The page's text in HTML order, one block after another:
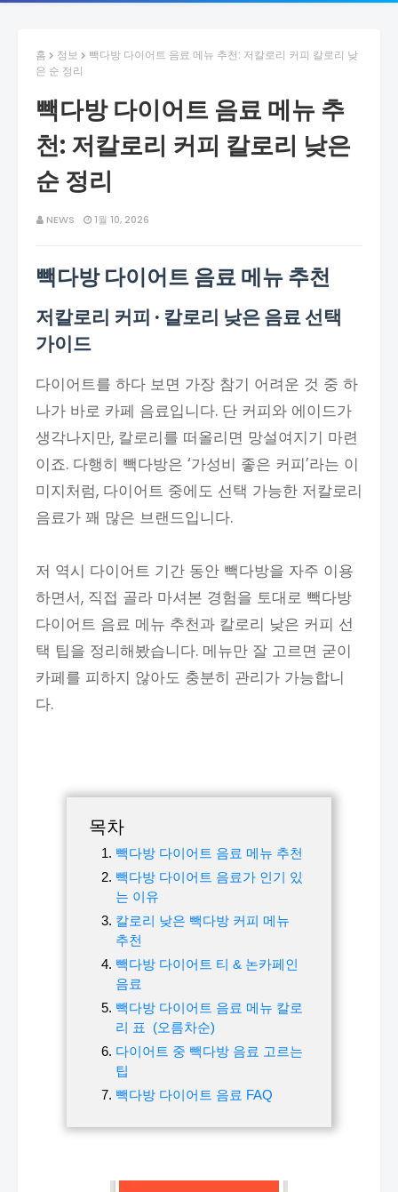
홈 정보
빽다방 다이어트 음료 메뉴 추천: 저칼로리 커피 칼로리 낮
은 순 정리
빽다방 다이어트 음료 메뉴 추
천: 저칼로리 커피 칼로리 낮은
순 정리
NEWS 1월 10, 2026
빽다방 다이어트 음료 메뉴 추천
저칼로리 커피 · 칼로리 낮은 음료 선택
가이드
다이어트를 하다 보면 가장 참기 어려운 것 중 하
나가 바로 카페 음료입니다. 단 커피와 에이드가
생각나지만, 칼로리를 떠올리면 망설여지기 마련
이죠. 다행히 빽다방은 ‘가성비 좋은 커피’라는 이
미지처럼, 다이어트 중에도 선택 가능한 저칼로리
음료가 꽤 많은 브랜드입니다.
저 역시 다이어트 기간 동안 빽다방을 자주 이용
하면서, 직접 골라 마셔본 경험을 토대로 빽다방
다이어트 음료 메뉴 추천과 칼로리 낮은 커피 선
택 팁을 정리해봤습니다. 메뉴만 잘 고르면 굳이
카페를 피하지 않아도 충분히 관리가 가능합니
다.
목차
빽다방 다이어트 음료 메뉴 추천
빽다방 다이어트 음료가 인기 있
는 이유
칼로리 낮은 빽다방 커피 메뉴
추천
빽다방 다이어트 티 & 논카페인
음료
빽다방 다이어트 음료 메뉴 칼로
리 표 (오름차순)
다이어트 중 빽다방 음료 고르는
팁
빽다방 다이어트 음료 FAQ